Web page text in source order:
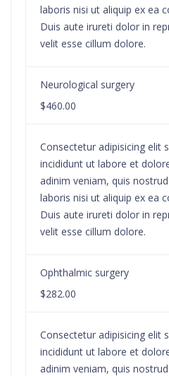
laboris nisi ut aliquip ex ea
Duis aute irureti dolor in
velit esse cillum dolore.
Neurological surgery
$460.00
Consectetur adipisicing elit
incididunt ut labore et
adinim veniam, quis
laboris nisi ut aliquip ex ea
Duis aute irureti dolor in
velit esse cillum dolore.
Ophthalmic surgery
$282.00
Consectetur adipisicing elit
incididunt ut labore et
adinim veniam, quis